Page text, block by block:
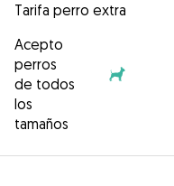
Tarifa perro extra
Acepto
perros
de todos
los
tamaños